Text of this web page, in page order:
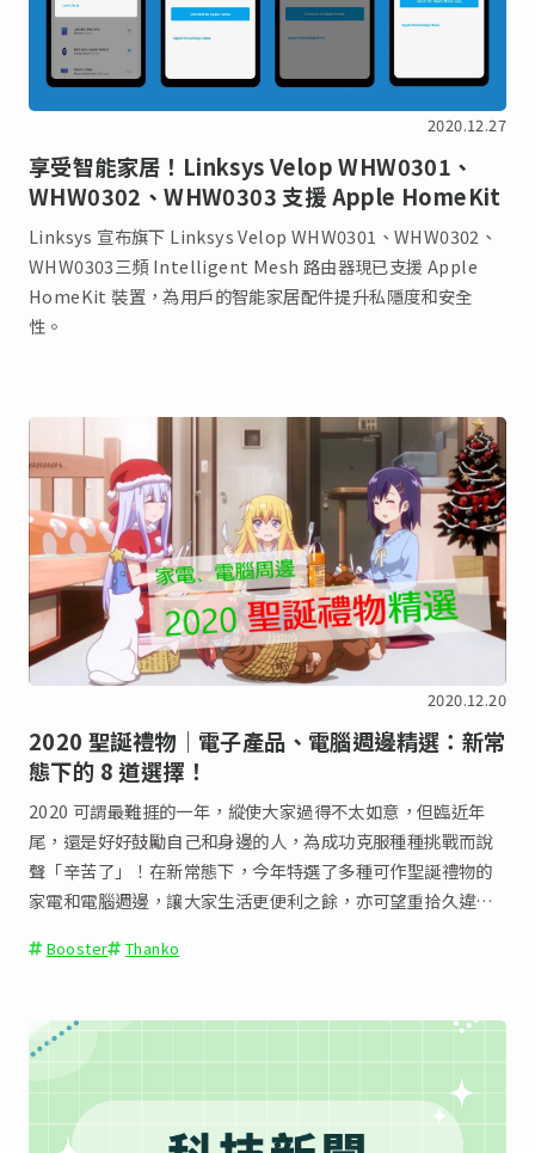
2020.12.27
享受智能家居！Linksys Velop WHW0301、
WHW0302、WHW0303 支援 Apple HomeKit
Linksys 宣布旗下 Linksys Velop WHW0301、WHW0302、
WHW0303三頻 Intelligent Mesh 路由器現已支援 Apple
HomeKit 裝置，為用戶的智能家居配件提升私隱度和安全
性。
2020.12.20
2020 聖誕禮物｜電子產品、電腦週邊精選：新常
態下的 8 道選擇！
2020 可謂最難捱的一年，縱使大家過得不太如意，但臨近年
尾，還是好好鼓勵自己和身邊的人，為成功克服種種挑戰而說
聲「辛苦了」！在新常態下，今年特選了多種可作聖誕禮物的
家電和電腦週邊，讓大家生活更便利之餘，亦可望重拾久違的
Booster Thanko